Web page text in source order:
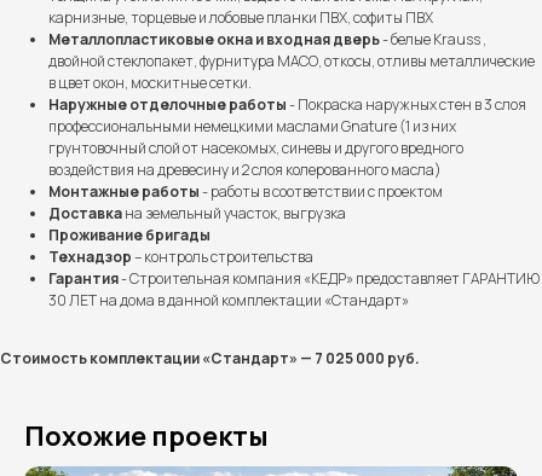
карнизные, торцевые и лобовые планки ПВХ, софиты ПВХ
Металлопластиковые окна и входная дверь- белые Krauss ,
двойной стеклопакет, фурнитура МАСО, откосы, отливы металлические
в цвет окон, москитные сетки.
Наружные отделочные работы- Покраска наружных стен в 3 слоя
профессиональными немецкими маслами Gnature (1 из них
грунтовочный слой от насекомых, синевы и другого вредного
воздействия на древесину и 2 слоя колерованного масла)
Монтажные работы- работы в соответствии с проектом
Доставкана земельный участок, выгрузка
Проживание бригады
Технадзор– контроль строительства
Гарантия- Строительная компания «КЕДР» предоставляет ГАРАНТИЮ
30 ЛЕТ на дома в данной комплектации «Стандарт»
Стоимость комплектации «Стандарт» — 7 025 000 руб.
Похожие проекты
Бесплатно рассчитаем
стоимость вашего дома